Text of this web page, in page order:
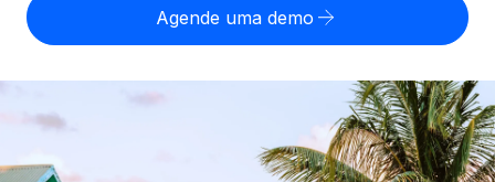
SERVICES
Veja como nos comparamos com os outros
Parceiros tecnológicos estratégicos
Integre os RH globais na sua plataforma de forma
English
Início de sessão
Agende uma demo